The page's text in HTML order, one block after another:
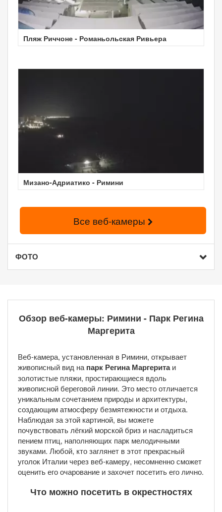
Пляж Риччоне - Романьольская Ривьера
Мизано-Адриатико - Римини
Все веб-камеры
ФОТО
Обзор веб-камеры: Римини - Парк Регина
Маргерита
Веб-камера, установленная в Римини, открывает
живописный вид на парк Регина Маргеритаи
золотистые пляжи, простирающиеся вдоль
живописной береговой линии. Это место отличается
уникальным сочетанием природы и архитектуры,
создающим атмосферу безмятежности и отдыха.
Наблюдая за этой картиной, вы можете
почувствовать лёгкий морской бриз и насладиться
пением птиц, наполняющих парк мелодичными
звуками. Любой, кто заглянет в этот прекрасный
уголок Италии через веб-камеру, несомненно сможет
оценить его очарование и захочет посетить его лично.
Что можно посетить в окрестностях